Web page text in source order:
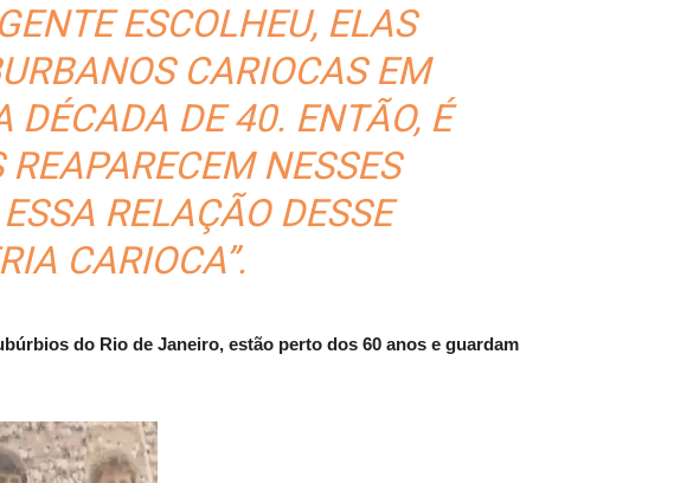
ESCOLHEU, ELAS
CARIOCAS EM
DÉCADA DE 40. ENTÃO, É
NESSES
RELAÇÃO DESSE
CARIOCA”.
do Rio de Janeiro, estão perto dos 60 anos e guardam